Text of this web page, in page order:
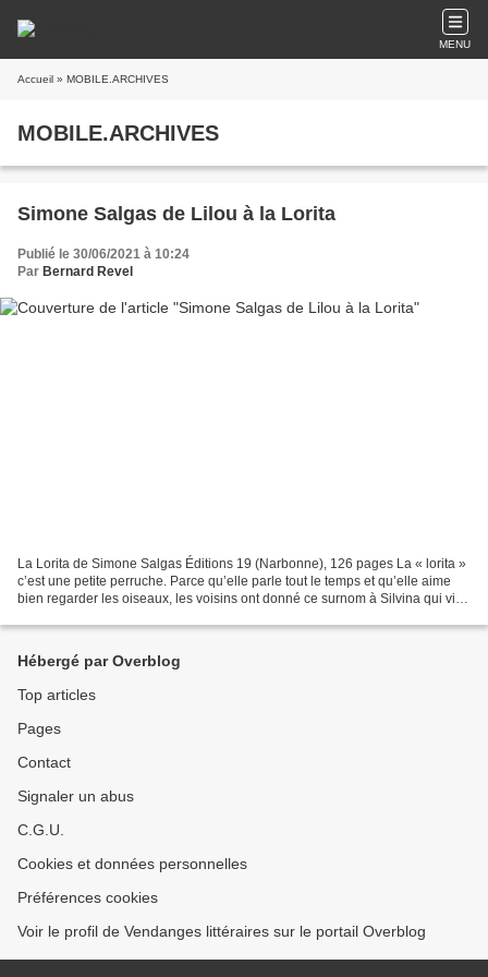
MENU
Accueil » MOBILE.ARCHIVES
MOBILE.ARCHIVES
Simone Salgas de Lilou à la Lorita
Publié le 30/06/2021 à 10:24
Par Bernard Revel
La Lorita de Simone Salgas Éditions 19 (Narbonne), 126 pages La « lorita »
c’est une petite perruche. Parce qu’elle parle tout le temps et qu’elle aime
bien regarder les oiseaux, les voisins ont donné ce surnom à Silvina qui vit
Hébergé par Overblog
Top articles
Pages
Contact
Signaler un abus
C.G.U.
Cookies et données personnelles
Préférences cookies
Voir le profil de Vendanges littéraires sur le portail Overblog